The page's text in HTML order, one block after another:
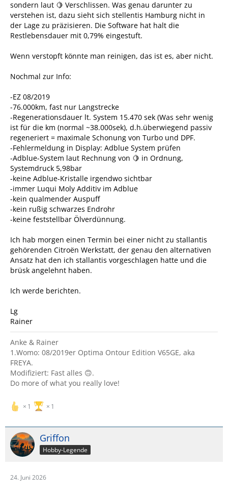
sondern laut 🍋 Verschlissen. Was genau darunter zu
verstehen ist, dazu sieht sich stellentis Hamburg nicht in
der Lage zu präzisieren. Die Software hat halt die
Restlebensdauer mit 0,79% eingestuft.
Wenn verstopft könnte man reinigen, das ist es, aber nicht.
Nochmal zur Info:
-EZ 08/2019
-76.000km, fast nur Langstrecke
-Regenerationsdauer lt. System 15.470 sek (Was sehr wenig
ist für die km (normal ~38.000sek), d.h.überwiegend passiv
regeneriert = maximale Schonung von Turbo und DPF.
-Fehlermeldung in Display: Adblue System prüfen
-Adblue-System laut Rechnung von 🍋 in Ordnung,
Systemdruck 5,98bar
-keine Adblue-Kristalle irgendwo sichtbar
-immer Luqui Moly Additiv im Adblue
-kein qualmender Auspuff
-kein rußig schwarzes Endrohr
-keine feststellbar Ölverdünnung.
Ich hab morgen einen Termin bei einer nicht zu stallantis
gehörenden Citroën Werkstatt, der genau den alternativen
Ansatz hat den ich stallantis vorgeschlagen hatte und die
brüsk angelehnt haben.
Ich werde berichten.
Lg
Rainer
Anke & Rainer
1.Womo: 08/2019er Optima Ontour Edition V65GE, aka
FREYA.
Modifiziert: Fast alles 🙃.
Do more of what you really love!
1 1
Griffon
Hobby-Legende
24. Juni 2026